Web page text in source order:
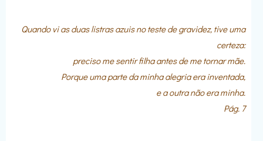
Quando vi as duas listras azuis no teste de gravidez, tive uma
certeza:
preciso me sentir filha antes de me tornar mãe.
Porque uma parte da minha alegria era inventada,
e a outra não era minha.
Pág. 7